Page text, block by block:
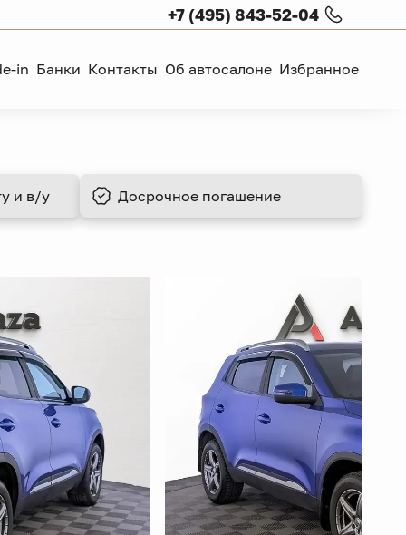
+7 (495) 843-52-04
in Банки Контакты Об автосалоне Избранное
и в/у Досрочное погашение